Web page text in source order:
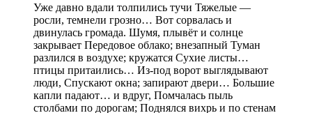
Уже давно вдали толпились тучи Тяжелые —
росли, темнели грозно… Вот сорвалась и
двинулась громада. Шумя, плывёт и солнце
закрывает Передовое облако; внезапный Туман
разлился в воздухе; кружатся Сухие листы…
птицы притаились… Из-под ворот выглядывают
люди, Спускают окна; запирают двери… Большие
капли падают… и вдруг, Помчалась пыль
столбами по дорогам; Поднялся вихрь и по стенам